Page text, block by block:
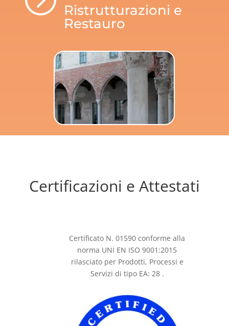
Ristrutturazioni e
Restauro
Certificazioni e Attestati
Certificato N. 01590 conforme alla
norma UNI EN ISO 9001:2015
rilasciato per Prodotti, Processi e
Servizi di tipo EA: 28 .